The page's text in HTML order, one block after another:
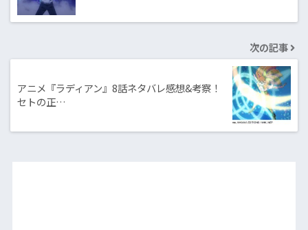
次の記事
アニメ『ラディアン』8話ネタバレ感想&考察！
セトの正…